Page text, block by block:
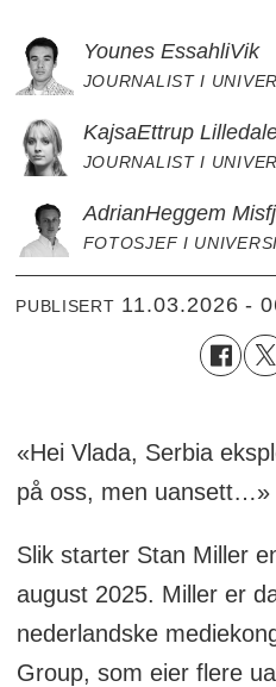
Younes EssahliVik
JOURNALIST I
KajsaEttrup
JOURNALIST I
AdrianHeggem
FOTOSJEF I
PUBLISERT 11.03.2026 -
«Hei Vlada, Serbia
på oss, men uansett…»
Slik starter Stan Miller
august 2025. Miller er
nederlandske
Group, som eier flere